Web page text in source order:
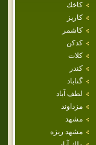
كاخك
كاريز
كاشمر
كدكن
كلات
كندر
گناباد
لطف آباد
مزداوند
مشهد
مشهد ريزه